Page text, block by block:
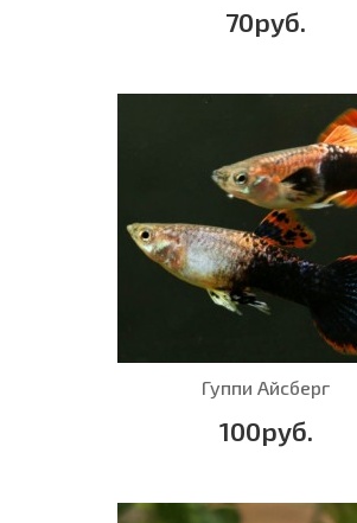
70руб.
Гуппи Айсберг
100руб.